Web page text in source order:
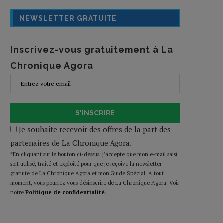
NEWSLETTER GRATUITE
Inscrivez-vous gratuitement à La
Chronique Agora
S'INSCRIRE
Je souhaite recevoir des offres de la part des
partenaires de La Chronique Agora.
*En cliquant sur le bouton ci-dessus, j’accepte que mon e-mail saisi
soit utilisé, traité et exploité pour que je reçoive la newsletter
gratuite de La Chronique Agora et mon Guide Spécial. A tout
moment, vous pourrez vous désinscrire de La Chronique Agora. Voir
notre Politique de confidentialité.